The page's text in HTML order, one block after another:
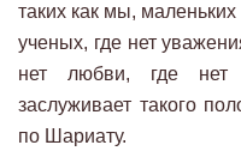
таких как мы,
ученых, где нет
нет любви, где нет
заслуживает такого
по Шариату.